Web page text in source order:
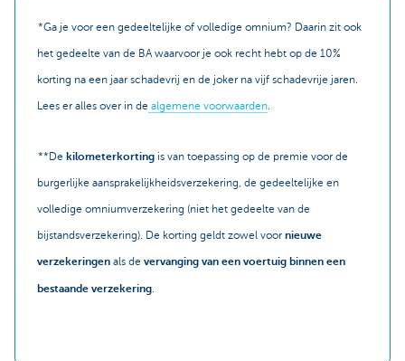
*Ga je voor een gedeeltelijke of volledige omnium? Daarin zit ook
het gedeelte van de BA waarvoor je ook recht hebt op de 10%
korting na een jaar schadevrij en de joker na vijf schadevrije jaren.
Lees er alles over in de algemene voorwaarden.
**De kilometerkorting is van toepassing op de premie voor de
burgerlijke aansprakelijkheidsverzekering, de gedeeltelijke en
volledige omniumverzekering (niet het gedeelte van de
bijstandsverzekering). De korting geldt zowel voor nieuwe
verzekeringen als de vervanging van een voertuig binnen een
bestaande verzekering